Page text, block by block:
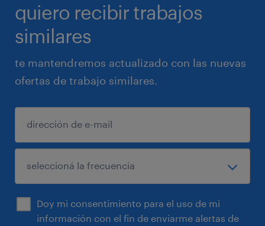
quiero recibir trabajos
similares
te mantendremos actualizado con las nuevas
ofertas de trabajo similares.
Doy mi consentimiento para el uso de mi
información con el fin de enviarme alertas de